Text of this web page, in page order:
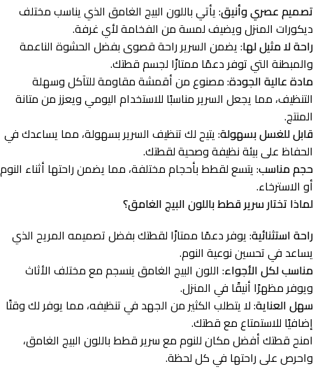
تصميم عصري وأنيق: يأتي باللون البيج الغامق الذي يناسب مختلف
ديكورات المنزل ويضيف لمسة من الفخامة لأي غرفة.
راحة لا مثيل لها: يضمن السرير راحة قصوى بفضل الحشوة الناعمة
والمبطنة التي توفر دعمًا ممتازًا لجسم قطتك.
مادة عالية الجودة: مصنوع من أقمشة مقاومة للتآكل وسهلة
التنظيف، مما يجعل السرير مناسبًا للاستخدام اليومي ويعزز من متانة
المنتج.
قابل للغسل بسهولة: يتيح لك تنظيف السرير بسهولة، مما يساعدك في
الحفاظ على بيئة نظيفة وصحية لقطتك.
حجم مناسب: يتسع لقطط بأحجام مختلفة، مما يضمن راحتها أثناء النوم
أو الاسترخاء.
لماذا تختار سرير قطط باللون البيج الغامق؟
راحة استثنائية: يوفر دعمًا ممتازًا لقطتك بفضل تصميمه المريح الذي
يساعد في تحسين نوعية النوم.
مناسب لكل الأجواء: اللون البيج الغامق ينسجم مع مختلف الأثاث
ويوفر مظهرًا أنيقًا في المنزل.
سهل العناية: لا يتطلب الكثير من الجهد في تنظيفه، مما يوفر لك وقتًا
إضافيًا للاستمتاع مع قطتك.
امنح قطتك أفضل مكان للنوم مع سرير قطط باللون البيج الغامق،
واحرص على راحتها في كل لحظة.